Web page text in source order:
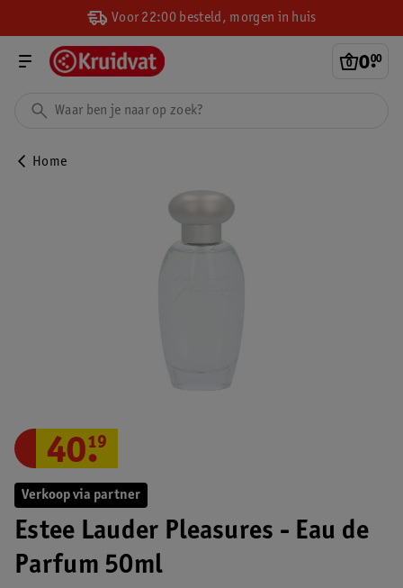
Voor 22:00 besteld, morgen in huis
0.
00
Home
Verkoop via partner
Estee Lauder Pleasures - Eau de
Parfum 50ml
40.
19